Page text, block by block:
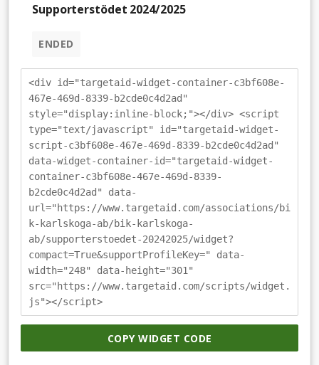
Supporterstödet 2024/2025
ENDED
<div id="targetaid-widget-container-c3bf608e-
467e-469d-8339-b2cde0c4d2ad"
style="display:inline-block;"></div> <script
type="text/javascript" id="targetaid-widget-
script-c3bf608e-467e-469d-8339-b2cde0c4d2ad"
data-widget-container-id="targetaid-widget-
container-c3bf608e-467e-469d-8339-
b2cde0c4d2ad" data-
url="https://www.targetaid.com/associations/bi
k-karlskoga-ab/bik-karlskoga-
ab/supporterstoedet-20242025/widget?
compact=True&supportProfileKey=" data-
width="248" data-height="301"
src="https://www.targetaid.com/scripts/widget.
js"></script>
COPY WIDGET CODE